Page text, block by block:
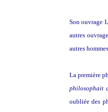
Son ouvrage
autres
autres
La première
philosophait
oubliée des